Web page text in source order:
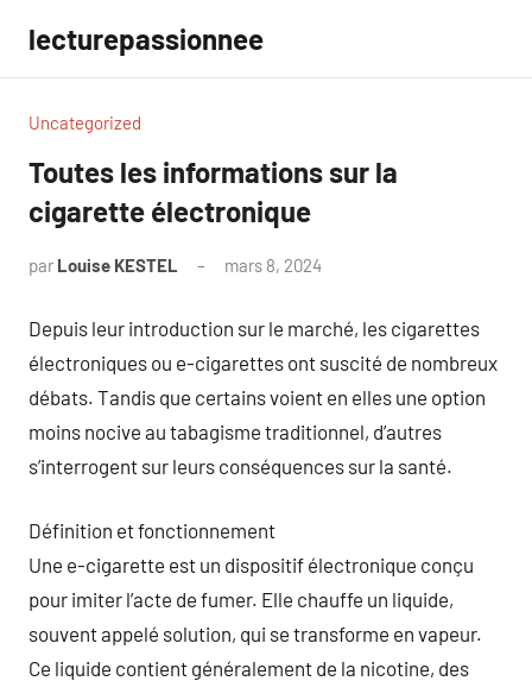
contenu
lecturepassionnee
Uncategorized
Toutes les informations sur la
cigarette électronique
par Louise KESTEL mars 8, 2024
Depuis leur introduction sur le marché, les cigarettes
électroniques ou e-cigarettes ont suscité de nombreux
débats. Tandis que certains voient en elles une option
moins nocive au tabagisme traditionnel, d’autres
s’interrogent sur leurs conséquences sur la santé.
Définition et fonctionnement
Une e-cigarette est un dispositif électronique conçu
pour imiter l’acte de fumer. Elle chauffe un liquide,
souvent appelé solution, qui se transforme en vapeur.
Ce liquide contient généralement de la nicotine, des